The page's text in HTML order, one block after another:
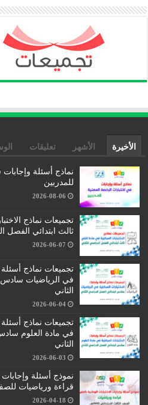
الأخيرة الأشهر تعليقات
نماذج أسئلة
للمدربين
2026-08-06
تجميعات نماذج
ثالث ابتدائي الفصل
2026-06-07
تجميعات نماذج أسئلة
في الرياضيات سادس
الثاني
2026-06-04
تجميعات نماذج أسئلة
في مادة العلوم
الثاني
2026-06-03
نموذج أسئلة وإجابات
قراءة ورياضيات للصف
2026-04-18